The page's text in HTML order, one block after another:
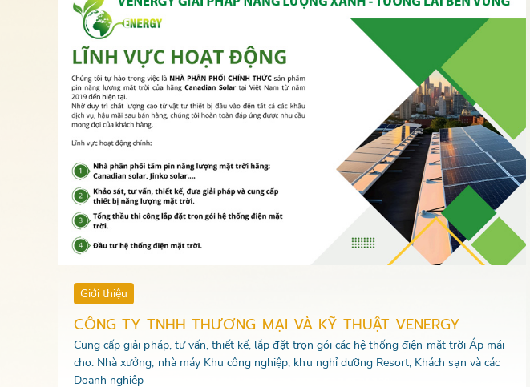
Giới thiệu
CÔNG TY TNHH THƯƠNG MẠI VÀ KỸ THUẬT VENERGY
Cung cấp giải pháp, tư vấn, thiết kế, lắp đặt trọn gói các hệ thống điện mặt trời Áp mái
cho: Nhà xưởng, nhà máy Khu công nghiệp, khu nghỉ dưỡng Resort, Khách sạn và các
Doanh nghiệp